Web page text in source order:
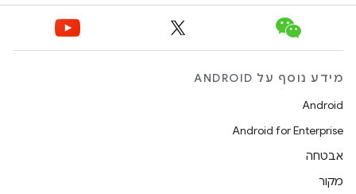
מידע נוסף על ANDROID
Android
Android for Enterprise
אבטחה
מקור